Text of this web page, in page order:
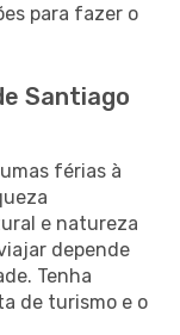
para fazer o
Santiago
férias à
e natureza
depende
Tenha
de turismo e o